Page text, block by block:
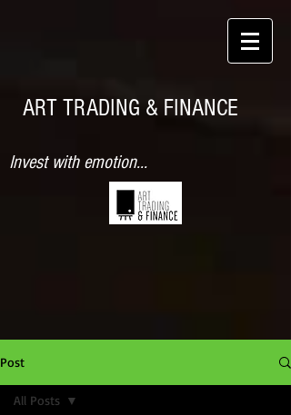
ART TRADING & FINANCE
Invest with emotion...
Post
All Posts